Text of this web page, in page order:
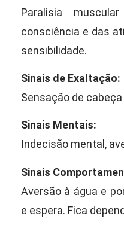
Paralisia
consciência e das
sensibilidade.
Sinais de Exaltação:
Sensação de
Sinais Mentais:
Indecisão mental,
Sinais
Aversão à água e
e espera. Fica